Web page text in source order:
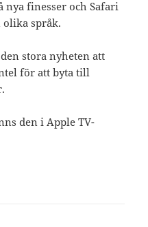
finesser och Safari
olika språk.
stora nyheten att
för att byta till
den i Apple TV-